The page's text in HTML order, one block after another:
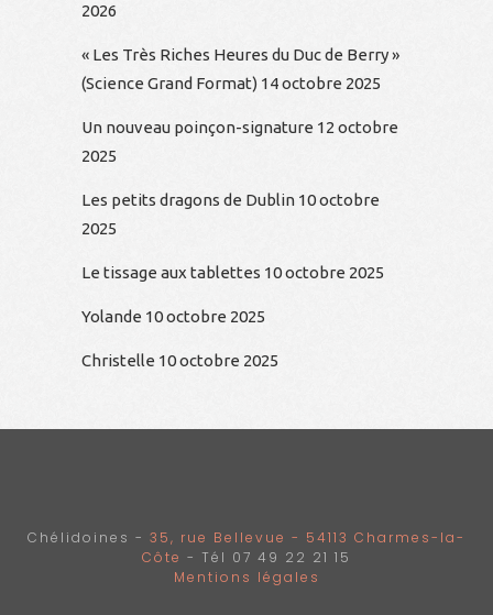
2026
« Les Très Riches Heures du Duc de Berry »
(Science Grand Format) 14 octobre 2025
Un nouveau poinçon-signature 12 octobre
2025
Les petits dragons de Dublin 10 octobre
2025
Le tissage aux tablettes 10 octobre 2025
Yolande 10 octobre 2025
Christelle 10 octobre 2025
Chélidoines - 35, rue Bellevue - 54113 Charmes-la-
Côte - Tél 07 49 22 21 15
Mentions légales